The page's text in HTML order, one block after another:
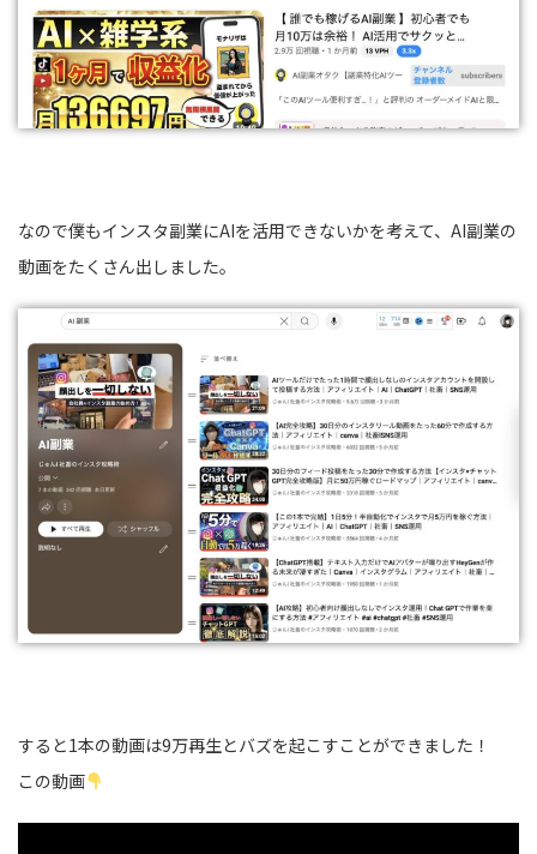
なので僕もインスタ副業にAIを活用できないかを考えて、AI副業の
動画をたくさん出しました。
すると1本の動画は9万再生とバズを起こすことができました！
この動画